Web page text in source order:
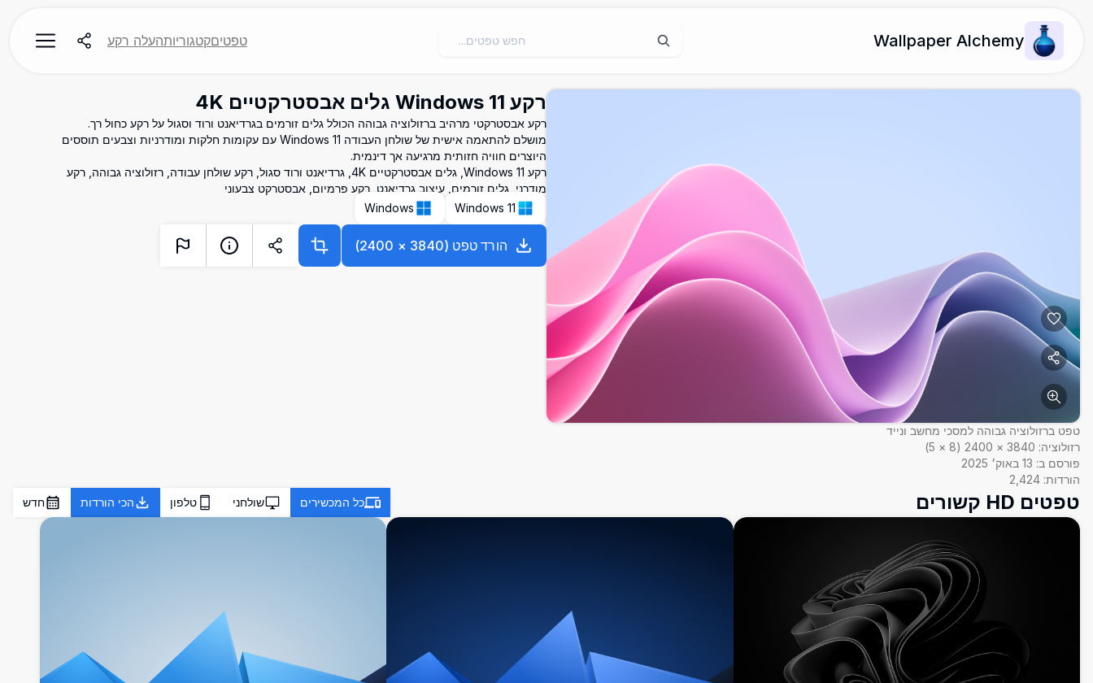
Wallpaper Alchemy טפטיםקטגוריותהעלה רקע
טפט ברזולוציה גבוהה למסכי מחשב ונייד
רזולוציה: 3840
×
2400
(
8
×
5
)
פורסם ב: 13 באוק׳ 2025
הורדות: 2,424
רקע Windows 11 גלים אבסטרקטיים 4K
רקע אבסטרקטי מרהיב ברזולוציה גבוהה הכולל גלים זורמים בגרדיאנט ורוד וסגול על רקע כחול רך.
מושלם להתאמה אישית של שולחן העבודה Windows 11 עם עקומות חלקות ומודרניות וצבעים תוססים
היוצרים חוויה חזותית מרגיעה אך דינמית.
רקע Windows 11, גלים אבסטרקטיים 4K, גרדיאנט ורוד סגול, רקע שולחן עבודה, רזולוציה גבוהה, רקע
מודרני, גלים זורמים, עיצוב גרדיאנט, רקע פרמיום, אבסטרקט צבעוני
Windows 11
Windows
הורד טפט (
3840
×
2400
)
טפטים HD קשורים כל המכשירים שולחני טלפון הכי הורדות חדש